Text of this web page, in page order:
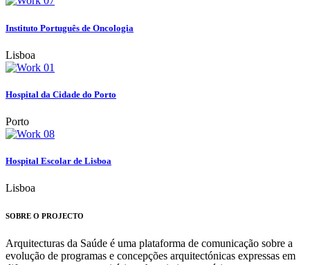
Instituto Português de Oncologia
Lisboa
Hospital da Cidade do Porto
Porto
Hospital Escolar de Lisboa
Lisboa
SOBRE O PROJECTO
Arquitecturas da Saúde é uma plataforma de comunicação sobre a
evolução de programas e concepções arquitectónicas expressas em